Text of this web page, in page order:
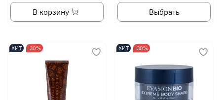
В корзину Выбрать
ХИТ -30% ХИТ -30%